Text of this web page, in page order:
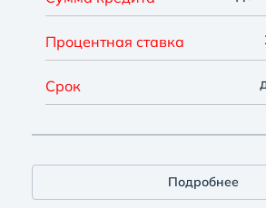
Процентная ставка
Срок
Подробнее